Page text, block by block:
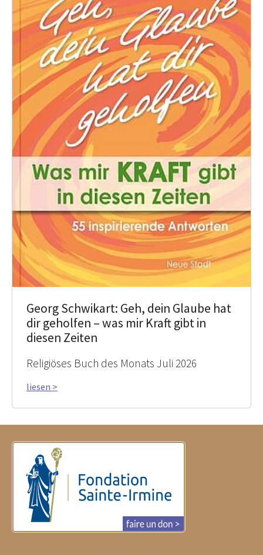
Georg Schwikart: Geh, dein Glaube hat
dir geholfen – was mir Kraft gibt in
diesen Zeiten
Religiöses Buch des Monats Juli 2026
liesen >